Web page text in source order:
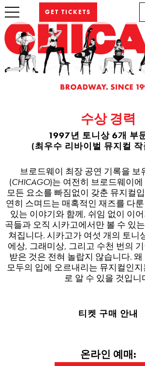
GET TICKETS
수상 경력
1997년 토니상 6개 부
(최우수 리바이벌 뮤지컬
브로드웨이 최장 공연 기록을 보
(CHICAGO)는 여전히 브로드웨이
모든 요소를 빠짐없이 갖춘 뮤지컬
연히 스며드는 매혹적인 재즈를 다
있는 이야기와 함께, 쉬임 없이 이
곡들과 오직 시카고에서만 볼 수 있
쳐집니다. 시카고가 여섯 개의 토니
에상, 그래미상, 그리고 수천 번의
받은 것은 전혀 놀랍지 않습니다.
모두의 입에 오르내리는 뮤지컬인
로 알 수 있을 것입니
티켓 구매 안내
온라인 예매: